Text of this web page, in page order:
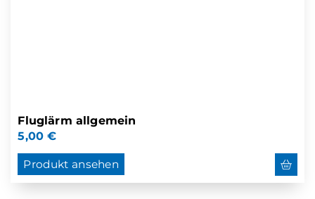
Fluglärm allgemein
5,00€
Produkt ansehen